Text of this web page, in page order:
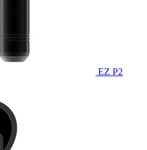
EZ P2